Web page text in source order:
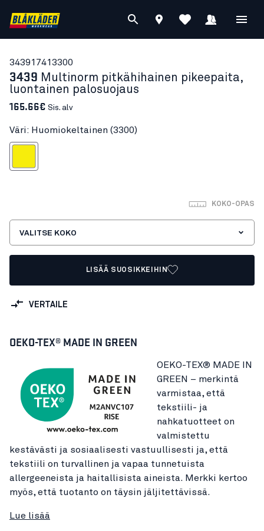
34391741 3300
3439 Multinorm pitkähihainen pikeepaita,
luontainen palosuojaus
165.66€ Sis. alv
Väri: Huomiokeltainen (3300)
KOKO-OPAS
VALITSE KOKO
LISÄÄ SUOSIKKEIHIN
VERTAILE
OEKO-TEX® MADE IN GREEN
OEKO-TEX® MADE IN
GREEN – merkintä
varmistaa, että
tekstiili- ja
nahkatuotteet on
valmistettu
kestävästi ja sosiaalisesti vastuullisesti ja, että
tekstiili on turvallinen ja vapaa tunnetuista
allergeeneista ja haitallisista aineista. Merkki kertoo
myös, että tuotanto on täysin jäljitettävissä.
Lue lisää